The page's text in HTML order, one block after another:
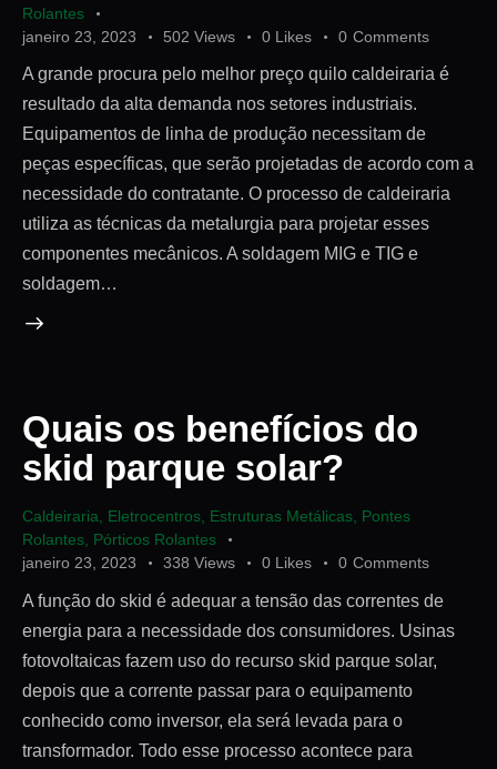
Rolantes
janeiro 23, 2023
502 Views 0 Likes 0 Comments
A grande procura pelo melhor preço quilo caldeiraria é
resultado da alta demanda nos setores industriais.
Equipamentos de linha de produção necessitam de
peças específicas, que serão projetadas de acordo com a
necessidade do contratante. O processo de caldeiraria
utiliza as técnicas da metalurgia para projetar esses
componentes mecânicos. A soldagem MIG e TIG e
soldagem…
Quais os benefícios do
skid parque solar?
Caldeiraria, Eletrocentros, Estruturas Metálicas, Pontes
Rolantes, Pórticos Rolantes
janeiro 23, 2023
338 Views 0 Likes 0 Comments
A função do skid é adequar a tensão das correntes de
energia para a necessidade dos consumidores. Usinas
fotovoltaicas fazem uso do recurso skid parque solar,
depois que a corrente passar para o equipamento
conhecido como inversor, ela será levada para o
transformador. Todo esse processo acontece para